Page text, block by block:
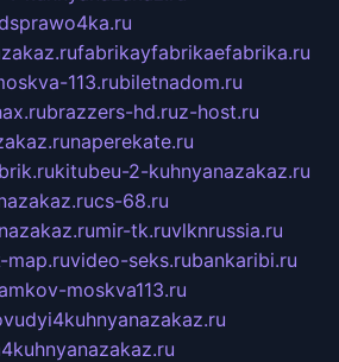
fabrikayfabrikaefabrika.ru
113.rubiletnadom.ru
brazzers-hd.ruz-host.ru
naperekate.ru
kitubeu-2-kuhnyanazakaz.ru
cs-68.ru
mir-tk.ruvlknrussia.ru
video-seks.rubankaribi.ru
moskva113.ru